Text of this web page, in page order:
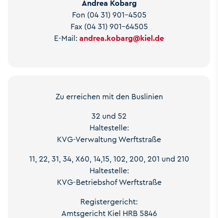
Andrea Kobarg
Fon (04 31) 901-4505
Fax (04 31) 901-64505
E-Mail:andrea.kobarg@kiel.de
Zu erreichen mit den Buslinien
32 und 52
Haltestelle:
KVG-Verwaltung Werftstraße
11, 22, 31, 34, X60, 14,15, 102, 200, 201 und 210
Haltestelle:
KVG-Betriebshof Werftstraße
Registergericht:
Amtsgericht Kiel HRB 5846